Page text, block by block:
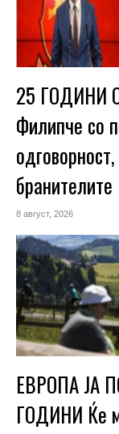
25 ГОДИНИ
Филипче со
бранителите
8 август, 2026
ЕВРОПА ЈА
ГОДИНИ Ќе